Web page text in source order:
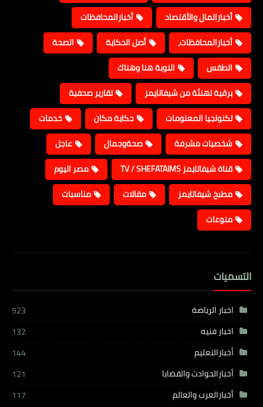
أخبارالمال والأقتصاد
أخبارالمحافظات
أخبارالمحافظات،
أصل الحكاية
الصحة
الطقس
النوبة هنا وهناك
برقية تهنئة من شيفاتايمز
تقارير صحفية
تكنولجيا المعلومات
حكاية مكان
خدمات
شخصيات مشرفة
صحةوجمال
عاجل
قناة شيفاتايمز TV / SHEFATAIMS
مصر اليوم
مطبخ شيفاتايمز
مقالات
مناسبات
منوعات
التسميات
اخبار الرياضة
523
اخبار فنيه
132
أخبارالتعليم
144
أخبارالحوادث والقضايا
121
أخبارالعرب والعالم
117